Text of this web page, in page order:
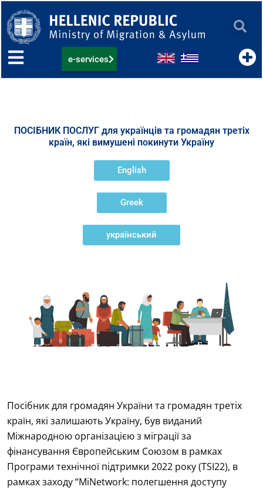
to
content
e-services
ПОСІБНИК ПОСЛУГ для українців та громадян третіх
країн, які вимушені покинути Україну
English
Greek
yкраїнський
Посібник для громадян України та громадян третіх
країн, які залишають Україну, був виданий
Міжнародною організацією з міграції за
фінансування Європейським Союзом в рамках
Програми технічної підтримки 2022 року (TSI22), в
рамках заходу “MiNetwork: полегшення доступу